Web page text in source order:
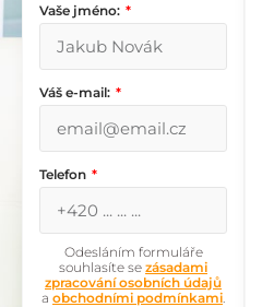
Vaše jméno:
Váš e-mail:
Telefon
Odesláním formuláře
souhlasíte se zásadami
zpracování osobních údajů
a obchodními podmínkami